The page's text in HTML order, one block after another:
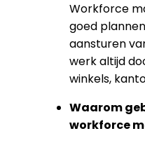
Workforce
goed
aansturen
werk altijd
winkels,
Waarom
workforce